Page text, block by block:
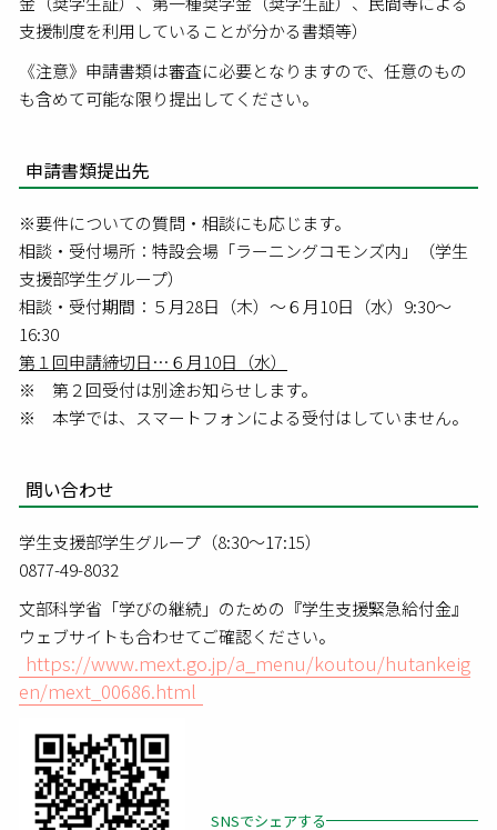
支援制度を利用していることが分かる書類等）
《注意》申請書類は審査に必要となりますので、任意のもの
も含めて可能な限り提出してください。
申請書類提出先
※要件についての質問・相談にも応じます。
相談・受付場所：特設会場「ラーニングコモンズ内」（学生
支援部学生グループ）
相談・受付期間：５月28日（木）～６月10日（水）9:30～
16:30
第１回申請締切日…６月10日（水）
※ 第２回受付は別途お知らせします。
※ 本学では、スマートフォンによる受付はしていません。
問い合わせ
学生支援部学生グループ（8:30～17:15）
0877-49-8032
文部科学省「学びの継続」のための『学生支援緊急給付金』
ウェブサイトも合わせてご確認ください。
https://www.mext.go.jp/a_menu/koutou/hutankeig
en/mext_00686.html
SNSでシェアする